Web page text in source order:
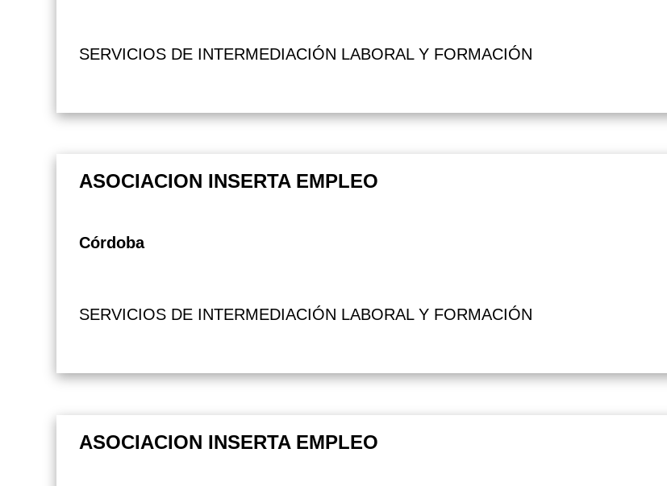
SERVICIOS DE INTERMEDIACIÓN LABORAL Y FORMACIÓN
ASOCIACION INSERTA EMPLEO
Córdoba
SERVICIOS DE INTERMEDIACIÓN LABORAL Y FORMACIÓN
ASOCIACION INSERTA EMPLEO